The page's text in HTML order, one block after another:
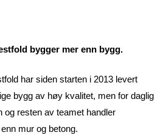
bygger mer enn bygg.
har siden starten i 2013 levert
bygg av høy kvalitet, men for daglig
og resten av teamet handler
mur og betong.